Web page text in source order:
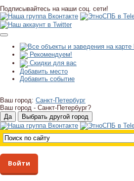
Подписывайтесь на наши соц. сети!
Рекомендуем!
Скидки для вас
Добавить место
Добавить событие
Ваш город: Санкт-Петербург
Ваш город - Санкт-Петербург?
Войти